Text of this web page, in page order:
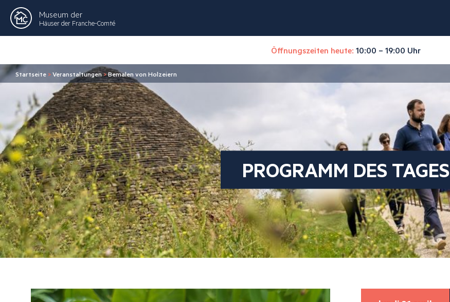
Museum der
Häuser der Franche-Comté
Öffnungszeiten heute: 10:00 – 19:00 Uhr
Startseite >Veranstaltungen>Bemalen von Holzeiern
PROGRAMM DES TAGES